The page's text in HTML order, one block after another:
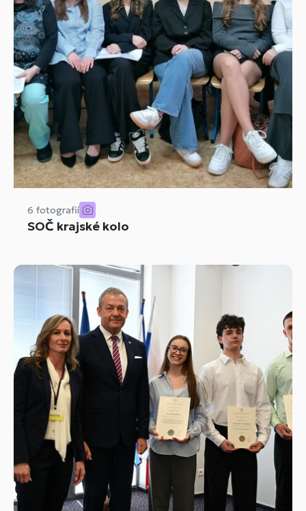
6 fotografií
SOČ krajské kolo